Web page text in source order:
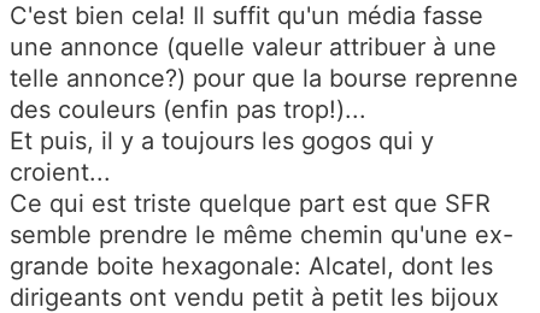
C'est bien cela! Il suffit qu'un média fasse
une annonce (quelle valeur attribuer à une
telle annonce?) pour que la bourse reprenne
des couleurs (enfin pas trop!)...
Et puis, il y a toujours les gogos qui y
croient...
Ce qui est triste quelque part est que SFR
semble prendre le même chemin qu'une ex-
grande boite hexagonale: Alcatel, dont les
dirigeants ont vendu petit à petit les bijoux